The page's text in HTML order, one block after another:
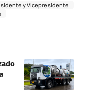
y Vicepresidente